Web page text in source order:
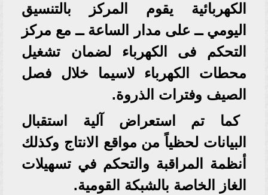
الكهربائية يقوم المركز بالتنسيق
اليومي ــ على مدار الساعة ــ مع مركز
التحكم فى الكهرباء لضمان تشغيل
محطات الكهرباء لاسيما خلال فصل
الصيف وفترات الذروة.
كما تم استعراض آلية استقبال
البيانات لحظياً من مواقع الانتاج وكذلك
أنظمة المراقبة والتحكم في تسهيلات
الغاز الخاصة بالشبكة القومية.